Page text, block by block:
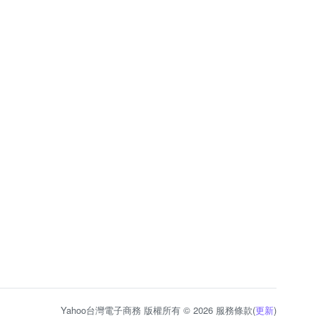
Yahoo台灣電子商務 版權所有 © 2026 服務條款(更新)